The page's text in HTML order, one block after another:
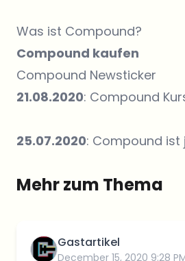
Was ist Compound?
Compound kaufen
Compound Newsticker
21.08.2020: Compound
25.07.2020: Compound ist
Mehr zum Thema
Gastartikel
December 15, 2020 9:28